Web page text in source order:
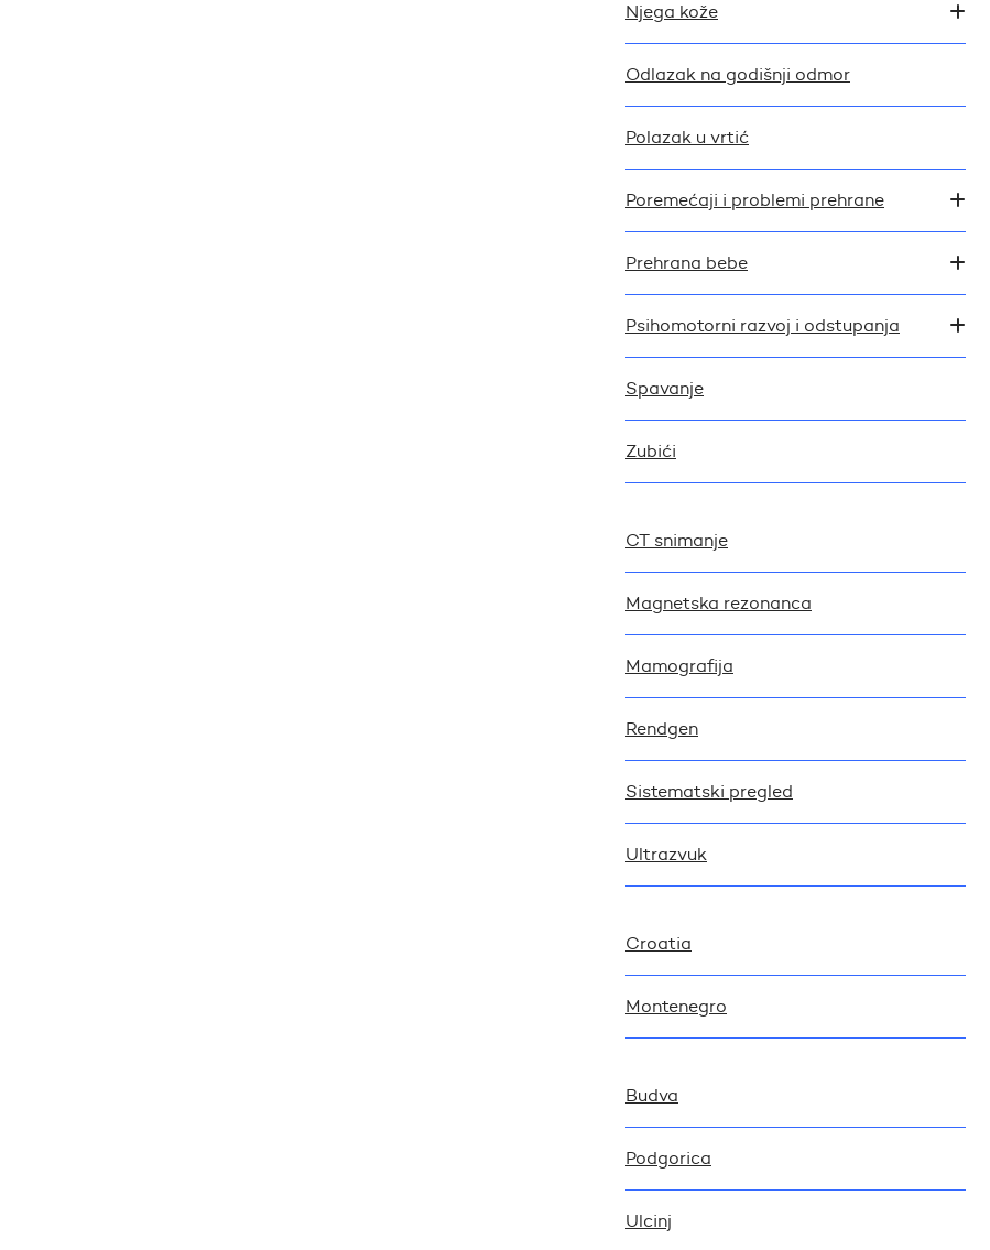
Njega kože
Odlazak na godišnji odmor
Polazak u vrtić
Poremećaji i problemi prehrane
Prehrana bebe
Psihomotorni razvoj i odstupanja
Spavanje
Zubići
CT snimanje
Magnetska rezonanca
Mamografija
Rendgen
Sistematski pregled
Ultrazvuk
Croatia
Montenegro
Budva
Podgorica
Ulcinj